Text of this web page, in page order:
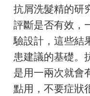
抗屑洗髮精的研
評斷是否有效，
驗設計，這些結
患建議的基礎。
是用一兩次就會
點用，不要症狀